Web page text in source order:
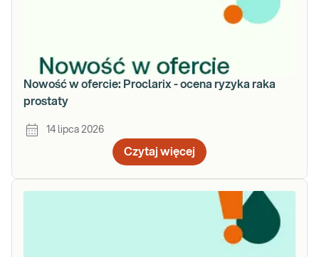
Nowość w ofercie: Proclarix - ocena ryzyka raka
prostaty
14 lipca 2026
Czytaj więcej